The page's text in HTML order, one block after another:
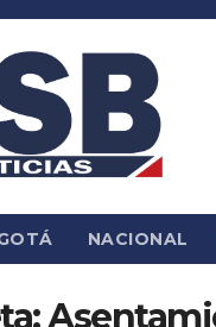
NACIONAL